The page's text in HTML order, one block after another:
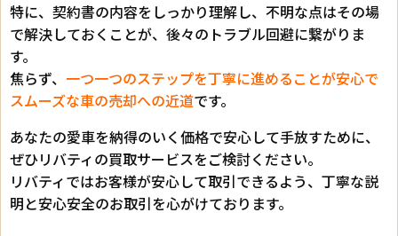
特に、契約書の内容をしっかり理解し、不明な点はその場
で解決しておくことが、後々のトラブル回避に繋がりま
す。
焦らず、 一つ一つのステップを丁寧に進めることが安心で
スムーズな車の売却への近道です。
あなたの愛車を納得のいく価格で安心して手放すために、
ぜひリバティの買取サービスをご検討ください。
リバティではお客様が安心して取引できるよう、丁寧な説
明と安心安全のお取引を心がけております。